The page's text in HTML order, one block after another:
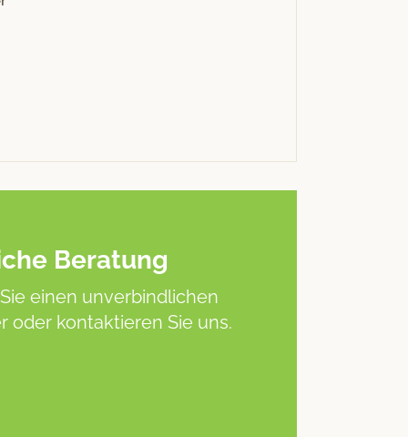
Beratung
einen unverbindlichen
oder kontaktieren Sie uns.